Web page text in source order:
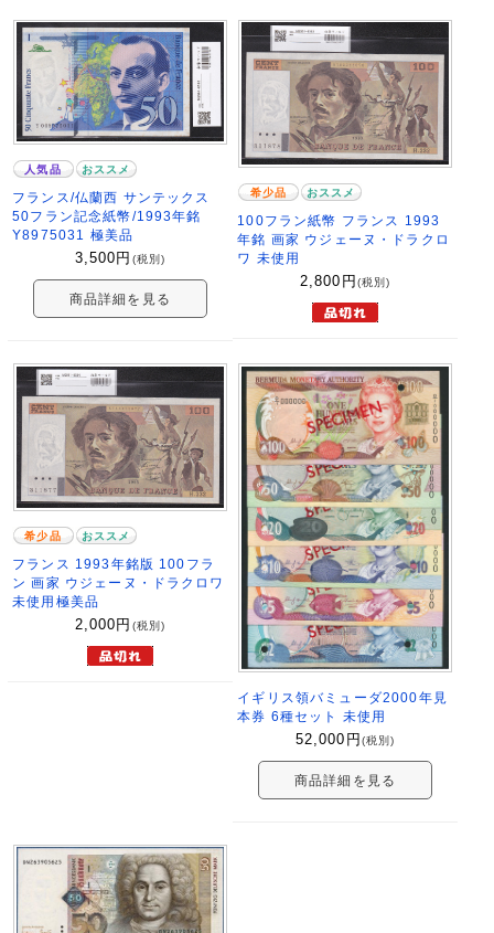
人気品 おススメ
フランス/仏蘭西 サンテックス
50フラン記念紙幣/1993年銘
Y8975031 極美品
3,500 円 (税別)
商品詳細を見る
希少品 おススメ
100フラン紙幣 フランス 1993
年銘 画家 ウジェーヌ・ドラクロ
ワ 未使用
2,800 円 (税別)
希少品 おススメ
フランス 1993年銘版 100フラ
ン 画家 ウジェーヌ・ドラクロワ
未使用極美品
2,000 円 (税別)
イギリス領バミューダ2000年見
本券 6種セット 未使用
52,000 円 (税別)
商品詳細を見る